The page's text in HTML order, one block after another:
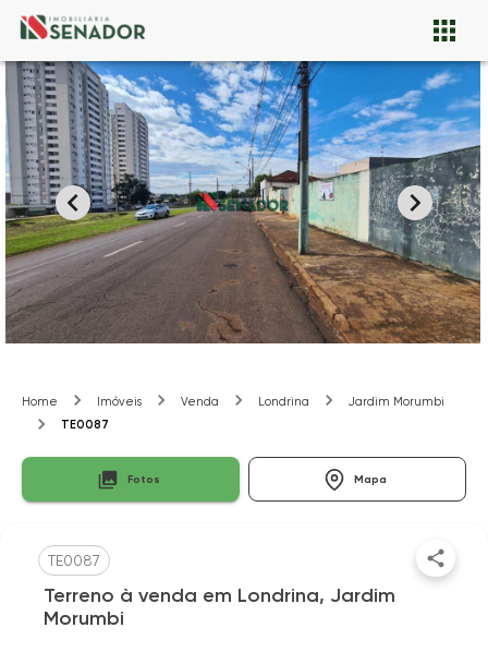
Home Imóveis Venda Londrina
Jardim Morumbi
TE0087
Fotos Mapa
TE0087
Terreno à venda em Londrina, Jardim
Morumbi